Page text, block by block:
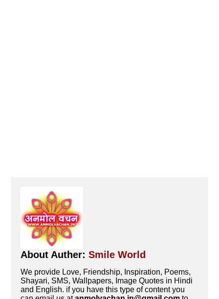
About Auther:Smile World
We provide Love, Friendship, Inspiration, Poems,
Shayari, SMS, Wallpapers, Image Quotes in Hindi
and English. if you have this type of content you